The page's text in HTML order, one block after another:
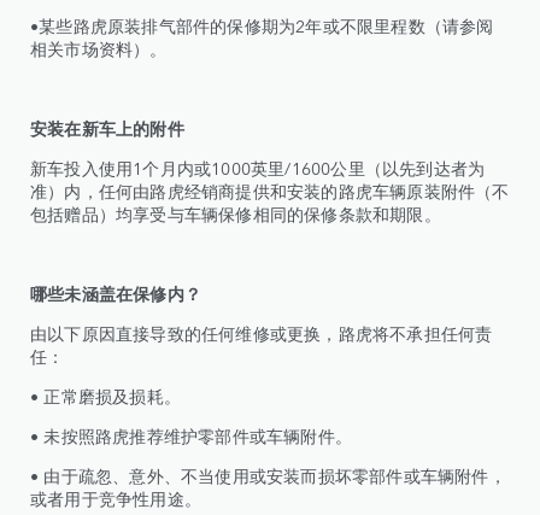
•某些路虎原装排气部件的保修期为2年或不限里程数（请参阅
相关市场资料）。
安装在新车上的附件
新车投入使用1个月内或1000英里/1600公里（以先到达者为
准）内，任何由路虎经销商提供和安装的路虎车辆原装附件（不
包括赠品）均享受与车辆保修相同的保修条款和期限。
哪些未涵盖在保修内？
由以下原因直接导致的任何维修或更换，路虎将不承担任何责
任：
• 正常磨损及损耗。
• 未按照路虎推荐维护零部件或车辆附件。
• 由于疏忽、意外、不当使用或安装而损坏零部件或车辆附件，
或者用于竞争性用途。